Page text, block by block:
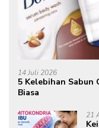
14 Juli 2026
5 Kelebihan Sabun
Biasa
21